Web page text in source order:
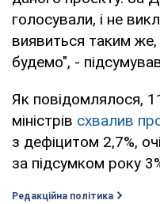
голосували, і не
виявиться таким
будемо", -
Як повідомлялося,
міністрів схвалив
з дефіцитом 2,7%,
за підсумком року
Редакційна політика